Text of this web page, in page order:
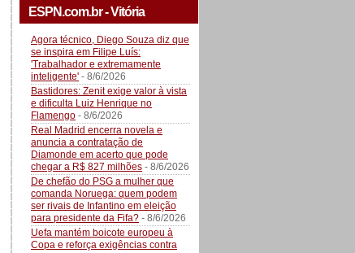
ESPN.com.br - Vitória
Agora técnico, Diego Souza diz que
se inspira em Filipe Luís:
'Trabalhador e extremamente
inteligente' - 8/6/2026
Bastidores: Zenit exige valor à vista
e dificulta Luiz Henrique no
Flamengo - 8/6/2026
Real Madrid encerra novela e
anuncia a contratação de
Diamonde em acerto que pode
chegar a R$ 827 milhões - 8/6/2026
De chefão do PSG a mulher que
comanda Noruega: quem podem
ser rivais de Infantino em eleição
para presidente da Fifa? - 8/6/2026
Uefa mantém boicote europeu à
Copa e reforça exigências contra